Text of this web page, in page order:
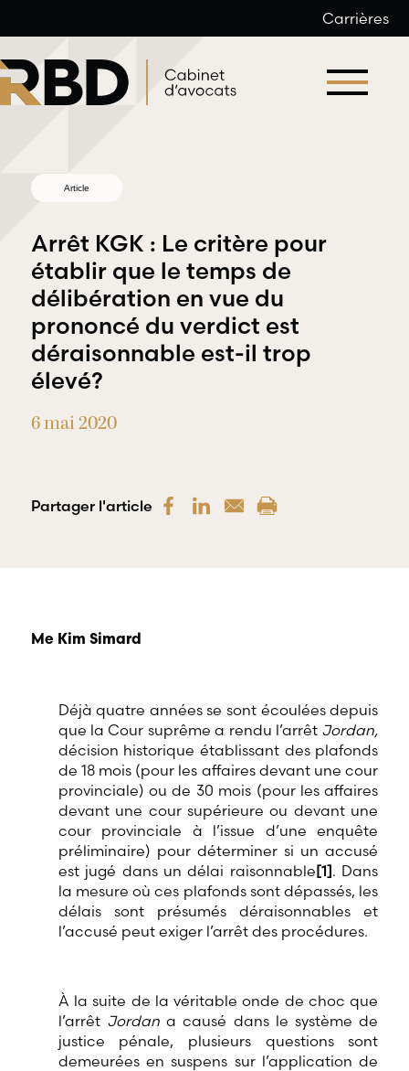
au
contenu
Carrières
travail et
de l’emploi
offre une
gamme
dans tous les
champs
Droit
professionnel
salariés et de
professionnels
Article
Arrêt KGK : Le critère pour
établir que le temps de
délibération en vue du
prononcé du verdict est
déraisonnable est-il trop
élevé?
6 mai 2020
Partager l'article
Me Kim Simard
Déjà quatre années se sont écoulées depuis
que la Cour suprême a rendu l’arrêt Jordan,
décision historique établissant des plafonds
de 18 mois (pour les affaires devant une cour
provinciale) ou de 30 mois (pour les affaires
devant une cour supérieure ou devant une
cour provinciale à l’issue d’une enquête
préliminaire) pour déterminer si un accusé
est jugé dans un délai raisonnable[1]. Dans
la mesure où ces plafonds sont dépassés, les
délais sont présumés déraisonnables et
l’accusé peut exiger l’arrêt des procédures.
À la suite de la véritable onde de choc que
l’arrêt Jordana causé dans le système de
justice pénale, plusieurs questions sont
demeurées en suspens sur l’application de